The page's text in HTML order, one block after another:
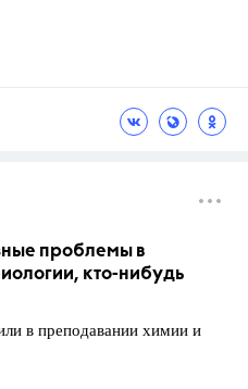
проблемы в
кто-нибудь
в преподавании химии и